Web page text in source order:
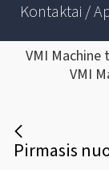
Kontaktai /
VMI
VMI